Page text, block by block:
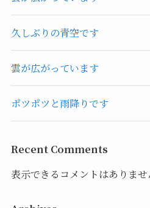
久しぶりの青空です
雲が広がっています
ポツポツと雨降りです
Recent Comments
表示できるコメントはありませ